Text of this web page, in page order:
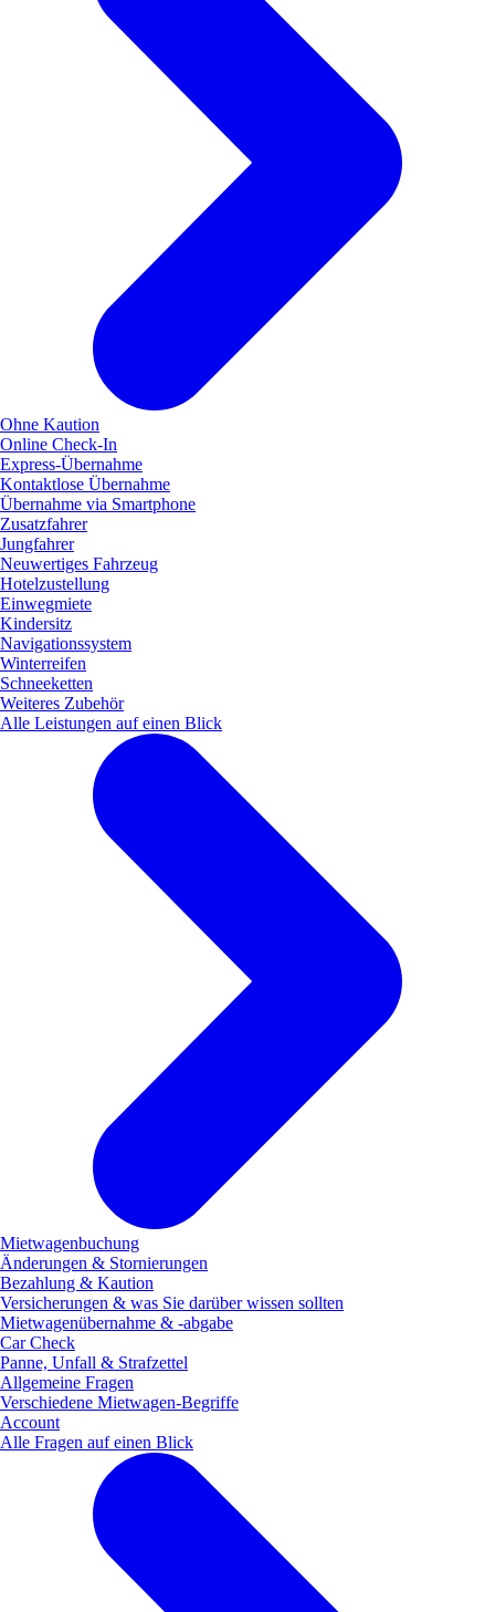
Ohne Kaution
Online Check-In
Express-Übernahme
Kontaktlose Übernahme
Übernahme via Smartphone
Zusatzfahrer
Jungfahrer
Neuwertiges Fahrzeug
Hotelzustellung
Einwegmiete
Kindersitz
Navigationssystem
Winterreifen
Schneeketten
Weiteres Zubehör
Alle Leistungen auf einen Blick
Mietwagenbuchung
Änderungen & Stornierungen
Bezahlung & Kaution
Versicherungen & was Sie darüber wissen sollten
Mietwagenübernahme & -abgabe
Car Check
Panne, Unfall & Strafzettel
Allgemeine Fragen
Verschiedene Mietwagen-Begriffe
Account
Alle Fragen auf einen Blick